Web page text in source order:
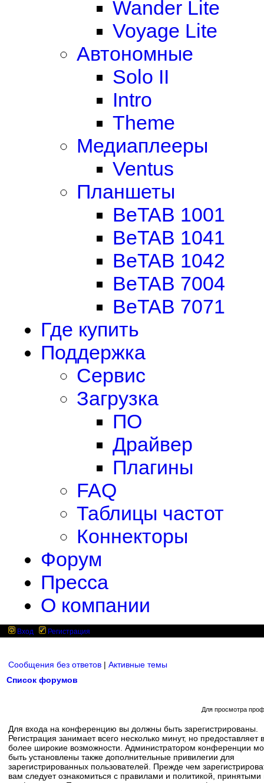
Wander Lite
Voyage Lite
Автономные
Solo II
Intro
Theme
Медиаплееры
Ventus
Планшеты
BeTAB 1001
BeTAB 1041
BeTAB 1042
BeTAB 7004
BeTAB 7071
Где купить
Поддержка
Сервис
Загрузка
ПО
Драйвер
Плагины
FAQ
Таблицы частот
Коннекторы
Форум
Пресса
О компании
Вход Регистрация
Сообщения без ответов | Активные темы
Список форумов
Для просмотра
Для входа на конференцию вы должны быть зарегистрированы.
Регистрация занимает всего несколько минут, но предоставляет
более широкие возможности. Администратором конференции
быть установлены также дополнительные привилегии для
зарегистрированных пользователей. Прежде чем
вам следует ознакомиться с правилами и политикой, принятыми